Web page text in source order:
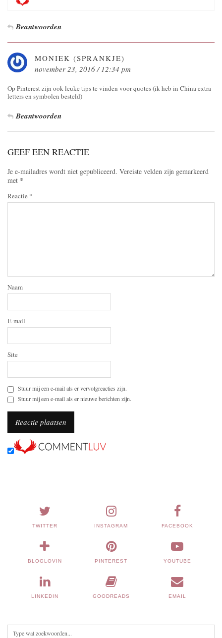
Beantwoorden
MONIEK (SPRANKJE)
november 23, 2016 / 12:34 pm
Op Pinterest zijn ook leuke tips te vinden voor quotes (ik heb in China extra
letters en symbolen besteld)
Beantwoorden
GEEF EEN REACTIE
Je e-mailadres wordt niet gepubliceerd. Vereiste velden zijn gemarkeerd
met *
Reactie *
Naam
E-mail
Site
Stuur mij een e-mail als er vervolgreacties zijn.
Stuur mij een e-mail als er nieuwe berichten zijn.
TWITTER INSTAGRAM FACEBOOK
BLOGLOVIN PINTEREST YOUTUBE
LINKEDIN GOODREADS EMAIL